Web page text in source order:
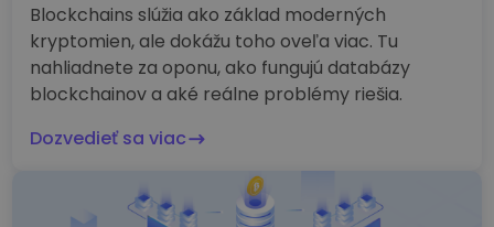
Blockchains slúžia ako základ moderných
kryptomien, ale dokážu toho oveľa viac. Tu
nahliadnete za oponu, ako fungujú databázy
blockchainov a aké reálne problémy riešia.
Dozvedieť sa viac